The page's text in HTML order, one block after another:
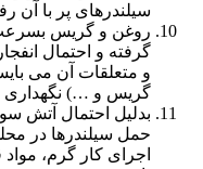
سیلندرهای پر با آن
روغن و گریس بسرعت
گرفته و احتمال
و متعلقات آن می
گریس و …) نگهداری
بدلیل احتمال آتش
حمل سیلندرها در
اجرای کار گرم،